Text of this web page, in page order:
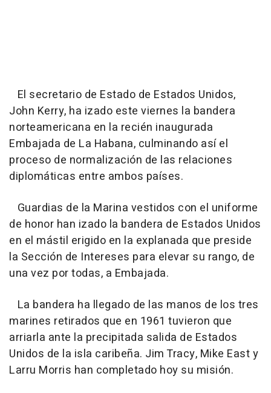
El secretario de Estado de Estados Unidos,
John Kerry, ha izado este viernes la bandera
norteamericana en la recién inaugurada
Embajada de La Habana, culminando así el
proceso de normalización de las relaciones
diplomáticas entre ambos países.
Guardias de la Marina vestidos con el uniforme
de honor han izado la bandera de Estados Unidos
en el mástil erigido en la explanada que preside
la Sección de Intereses para elevar su rango, de
una vez por todas, a Embajada.
La bandera ha llegado de las manos de los tres
marines retirados que en 1961 tuvieron que
arriarla ante la precipitada salida de Estados
Unidos de la isla caribeña. Jim Tracy, Mike East y
Larru Morris han completado hoy su misión.